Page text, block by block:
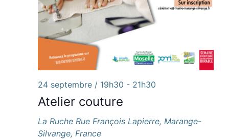
Atelier couture
24 septembre / 19h30 - 21h30
La Ruche Rue François Lapierre, Marange-
Silvange, France